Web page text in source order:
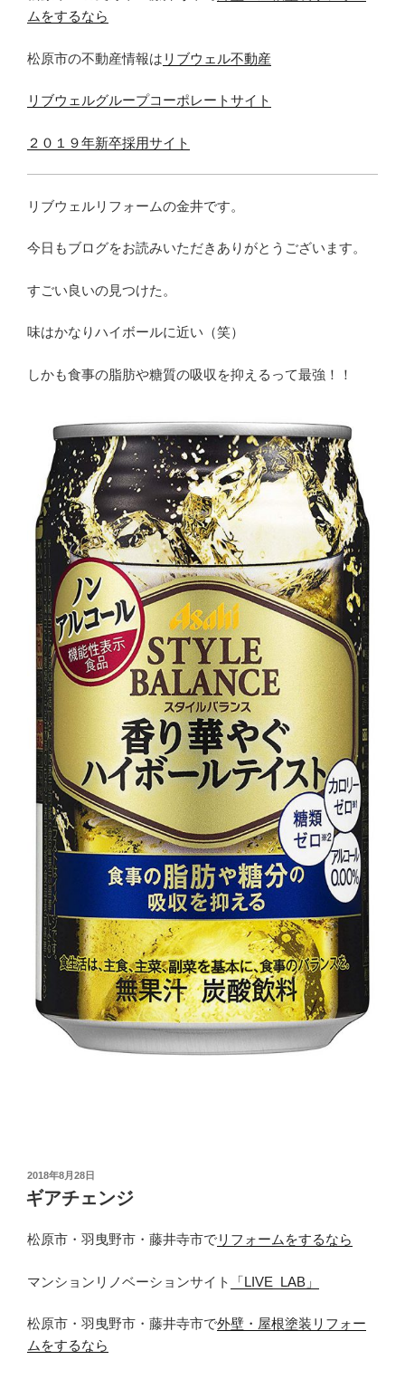
ムをするなら
松原市の不動産情報は リブウェル不動産
リブウェルグループコーポレートサイト
２０１９年新卒採用サイト
リブウェルリフォームの金井です。
今日もブログをお読みいただきありがとうございます。
すごい良いの見つけた。
味はかなりハイボールに近い（笑）
しかも食事の脂肪や糖質の吸収を抑えるって最強！！
投
稿
日:
2018年8月28日
ギアチェンジ
松原市・羽曳野市・藤井寺市でリフォームをするなら
マンションリノベーションサイト 「LIVE_LAB」
松原市・羽曳野市・藤井寺市で外壁・屋根塗装リフォー
ムをするなら